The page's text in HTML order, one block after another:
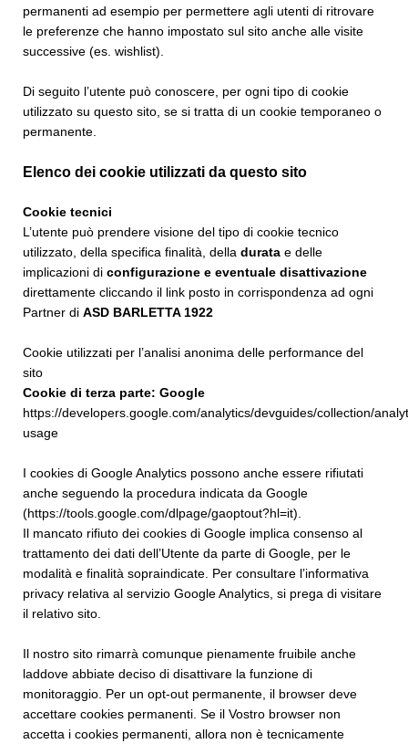
permanenti ad esempio per permettere agli utenti di ritrovare
le preferenze che hanno impostato sul sito anche alle visite
successive (es. wishlist).
Di seguito l’utente può conoscere, per ogni tipo di cookie
utilizzato su questo sito, se si tratta di un cookie temporaneo o
permanente.
Elenco dei cookie utilizzati da questo sito
Cookie tecnici
L’utente può prendere visione del tipo di cookie tecnico
utilizzato, della specifica finalità, della durata e delle
implicazioni di configurazione e eventuale disattivazione
direttamente cliccando il link posto in corrispondenza ad ogni
Partner di ASD BARLETTA 1922
Cookie utilizzati per l’analisi anonima delle performance del
sito
Cookie di terza parte: Google
https://developers.google.com/analytics/devguides/collection/
usage
I cookies di Google Analytics possono anche essere rifiutati
anche seguendo la procedura indicata da Google
(https://tools.google.com/dlpage/gaoptout?hl=it).
Il mancato rifiuto dei cookies di Google implica consenso al
trattamento dei dati dell’Utente da parte di Google, per le
modalità e finalità sopraindicate. Per consultare l’informativa
privacy relativa al servizio Google Analytics, si prega di visitare
il relativo sito.
Il nostro sito rimarrà comunque pienamente fruibile anche
laddove abbiate deciso di disattivare la funzione di
monitoraggio. Per un opt-out permanente, il browser deve
accettare cookies permanenti. Se il Vostro browser non
accetta i cookies permanenti, allora non è tecnicamente